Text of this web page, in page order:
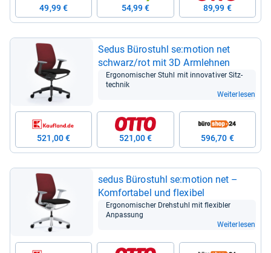
49,99 € 54,99 € 89,99 €
Sedus Büro­stuhl se:motion net
schwarz/rot mit 3D Arm­leh­nen
Ergo­no­mi­scher Stuhl mit inno­va­ti­ver Sitz­
tech­nik
Weiterlesen
521,00 € 521,00 € 596,70 €
sedus Büro­stuhl se:motion net –
Kom­for­ta­bel und fle­xi­bel
Ergo­no­mi­scher Dreh­stuhl mit fle­xibler
Anpas­sung
Weiterlesen